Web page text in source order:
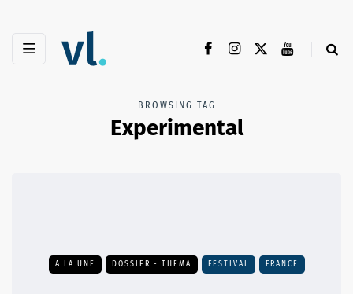
BROWSING TAG
Experimental
A LA UNE DOSSIER - THEMA FESTIVAL FRANCE